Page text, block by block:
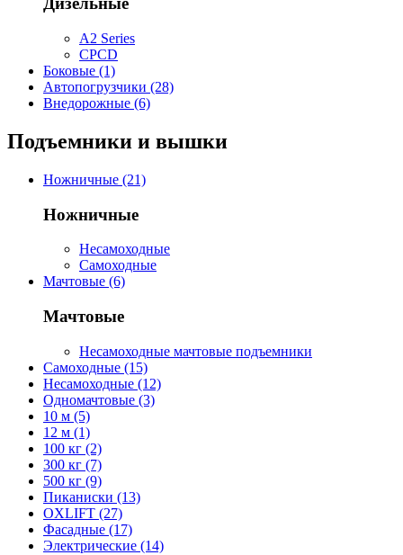
A2 Series
CPCD
Боковые (1)
Автопогрузчики (28)
Внедорожные (6)
Подъемники и вышки
Ножничные (21)
Ножничные
Несамоходные
Самоходные
Мачтовые (6)
Мачтовые
Несамоходные мачтовые подъемники
Самоходные (15)
Несамоходные (12)
Одномачтовые (3)
10 м (5)
12 м (1)
100 кг (2)
300 кг (7)
500 кг (9)
Пиканиски (13)
OXLIFT (27)
Фасадные (17)
Электрические (14)